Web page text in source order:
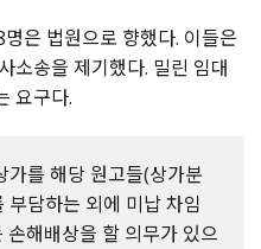
은 법원으로 향했다. 이들은
소송을 제기했다. 밀린 임대
요구다.
가를 해당 원고들(상가분
담하는 외에 미납 차임
해배상을 할 의무가 있으